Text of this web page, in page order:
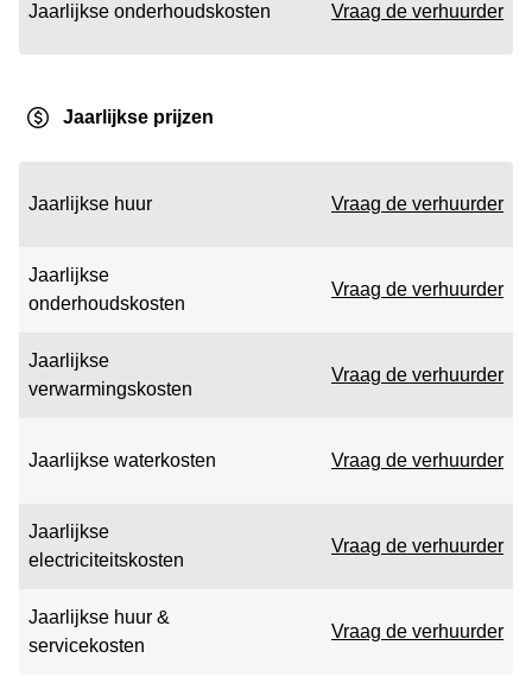
Jaarlijkse onderhoudskosten Vraag de verhuurder
Jaarlijkse prijzen
Jaarlijkse huur Vraag de verhuurder
Jaarlijkse
onderhoudskosten
Vraag de verhuurder
Jaarlijkse
verwarmingskosten
Vraag de verhuurder
Jaarlijkse waterkosten Vraag de verhuurder
Jaarlijkse
electriciteitskosten
Vraag de verhuurder
Jaarlijkse huur &
servicekosten
Vraag de verhuurder